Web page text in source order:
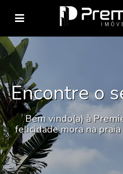
Encontre o
Bem vindo(a) à
felicidade mora na praia